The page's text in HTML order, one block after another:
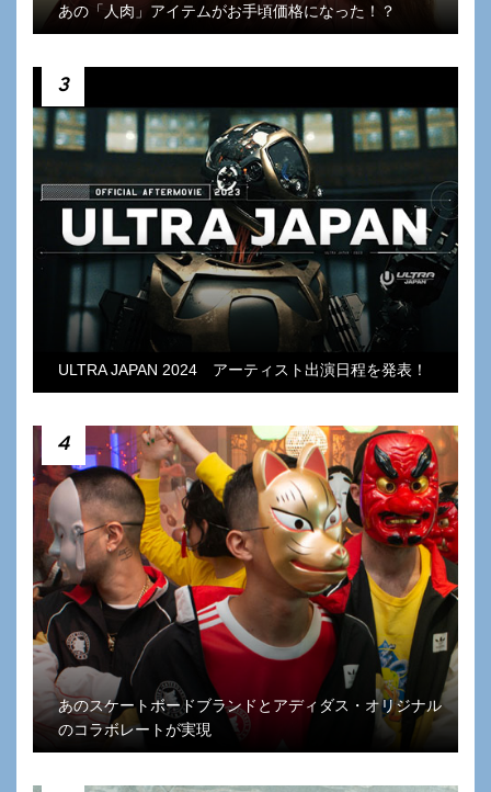
あの「人肉」アイテムがお手頃価格になった！？
3
ULTRA JAPAN 2024 アーティスト出演日程を発表！
4
あのスケートボードブランドとアディダス・オリジナル
のコラボレートが実現